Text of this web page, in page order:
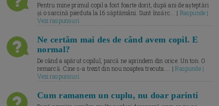
Pentru mine primul copil a fost foarte dorit, după ani de așteptări
și o sarcină pierduta la 16 săptămâni. Sunt însărc... | Raspunde |
Vezi raspunsuri
Ne certăm mai des de când avem copil. E
normal?
De când a apărut copilul, parcă ne aprindem din orice. Un ton. O
remarcă. Cine s-a trezit din nou noaptea trecuta.... |Raspunde |
Vezi raspunsuri
Cum ramanem un cuplu, nu doar parinti